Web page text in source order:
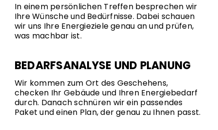
In einem persönlichen Treffen besprechen wir
Ihre Wünsche und Bedürfnisse. Dabei schauen
wir uns Ihre Energieziele genau an und prüfen,
was machbar ist.
BEDARFSANALYSE UND PLANUNG
Wir kommen zum Ort des Geschehens,
checken Ihr Gebäude und Ihren Energiebedarf
durch. Danach schnüren wir ein passendes
Paket und einen Plan, der genau zu Ihnen passt.